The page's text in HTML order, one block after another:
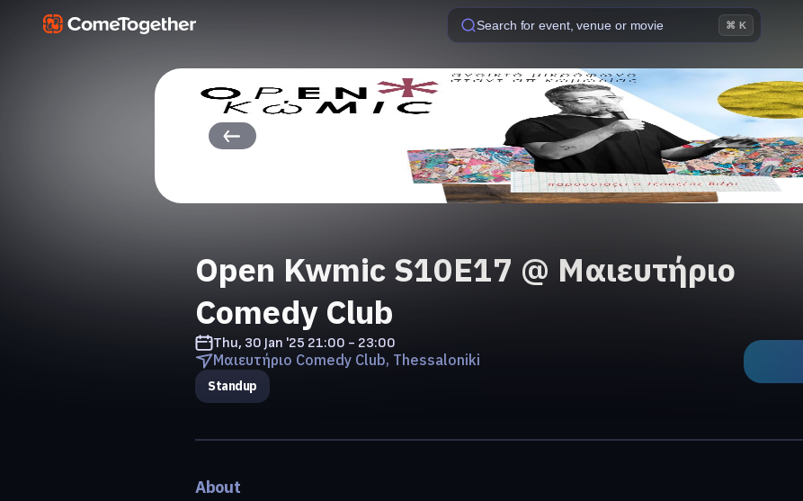
Search for event, venue or movie ⌘ K
Open Kwmic S10E17 @ Μαιευτήριο
Comedy Club
Thu, 30 Jan '25 21:00 - 23:00
Μαιευτήριο Comedy Club, Thessaloniki
Standup
About